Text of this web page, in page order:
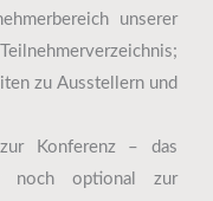
unserer
zu Ausstellern und
Konferenz – das
noch optional zur